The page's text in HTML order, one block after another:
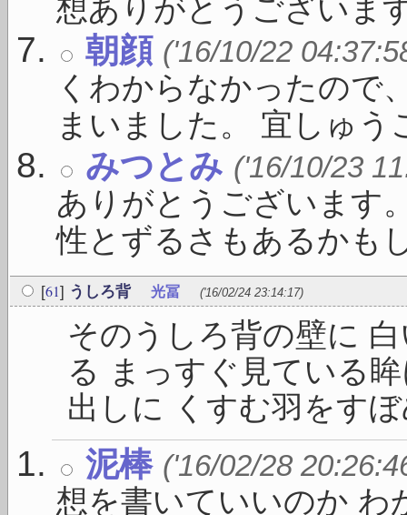
想ありがとうございま
朝顔 ('16/10/22
くわからなかったので
まいました。 宜しゅう
みつとみ ('16/10/23
ありがとうございます
性とずるさもあるかも
[61] うしろ背 光冨 ('16/02/24 23:14:17)
そのうしろ背の壁に
る まっすぐ見ている
出しに くすむ羽をす
泥棒 ('16/02/28
想を書いていいのか わ